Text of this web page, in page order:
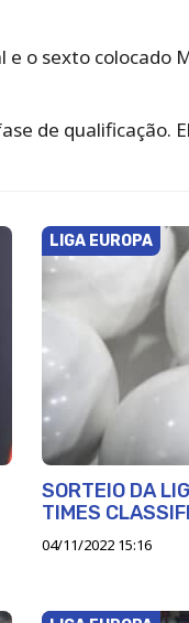
e o sexto colocado
de qualificação.
LIGA EUROPA
SORTEIO DA
TIMES
04/11/2022 15:16